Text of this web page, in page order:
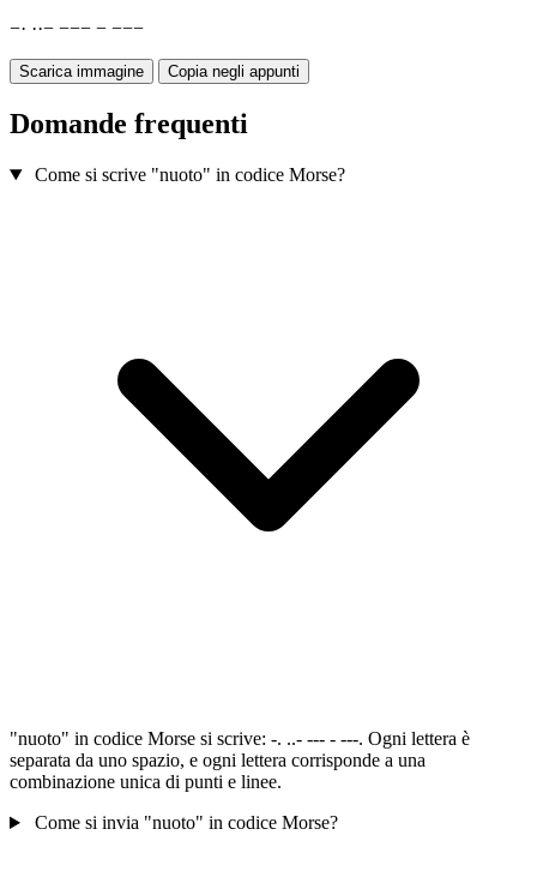
−· ··− −−− − −−−
Scarica immagine Copia negli appunti
Domande frequenti
Come si scrive "nuoto" in codice Morse?
"nuoto" in codice Morse si scrive: -. ..- --- - ---. Ogni lettera è
separata da uno spazio, e ogni lettera corrisponde a una
combinazione unica di punti e linee.
Come si invia "nuoto" in codice Morse?